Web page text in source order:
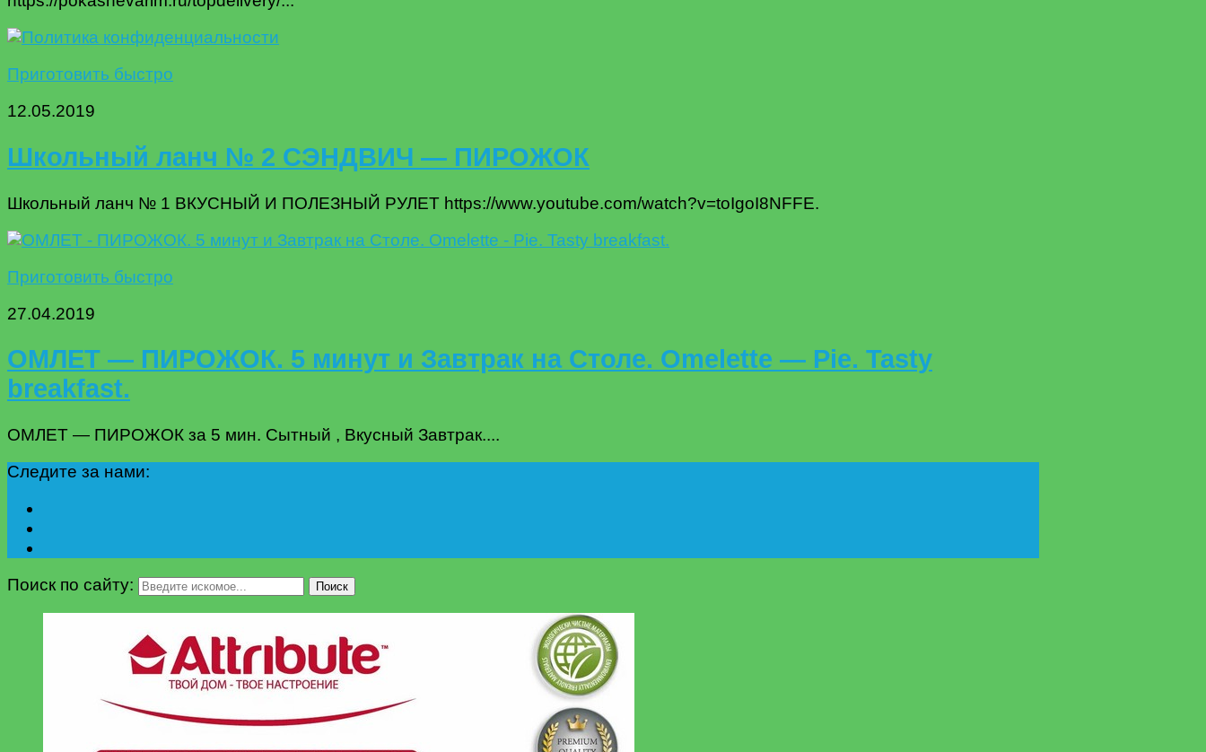
Приготовить быстро
12.05.2019
Школьный ланч № 2 СЭНДВИЧ — ПИРОЖОК
Школьный ланч № 1 ВКУСНЫЙ И ПОЛЕЗНЫЙ РУЛЕТ https://www.youtube.com/watch?v=toIgoI8NFFE.
Приготовить быстро
27.04.2019
ОМЛЕТ — ПИРОЖОК. 5 минут и Завтрак на Столе. Omelette — Pie. Tasty
breakfast.
ОМЛЕТ — ПИРОЖОК за 5 мин. Сытный , Вкусный Завтрак....
Следите за нами:
Поиск по сайту: Поиск